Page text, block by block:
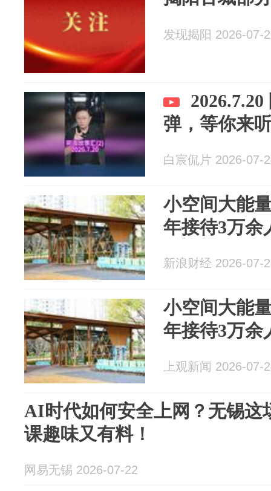
发现揭阳 2026-07-
弹，等你来
白宸侃片 2026-07-
小空间大能
年接待3万余
新浪财经 2026-07-
小空间大能
年接待3万余
上观新闻 2026-07-
AI时代如何安全上网？无锡这
课趣味又有料！
网易无锡 2026-07-22